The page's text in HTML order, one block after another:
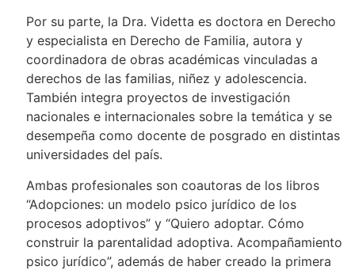
Por su parte, la Dra. Videtta es doctora en Derecho
y especialista en Derecho de Familia, autora y
coordinadora de obras académicas vinculadas a
derechos de las familias, niñez y adolescencia.
También integra proyectos de investigación
nacionales e internacionales sobre la temática y se
desempeña como docente de posgrado en distintas
universidades del país.
Ambas profesionales son coautoras de los libros
“Adopciones: un modelo psico jurídico de los
procesos adoptivos” y “Quiero adoptar. Cómo
construir la parentalidad adoptiva. Acompañamiento
psico jurídico”, además de haber creado la primera